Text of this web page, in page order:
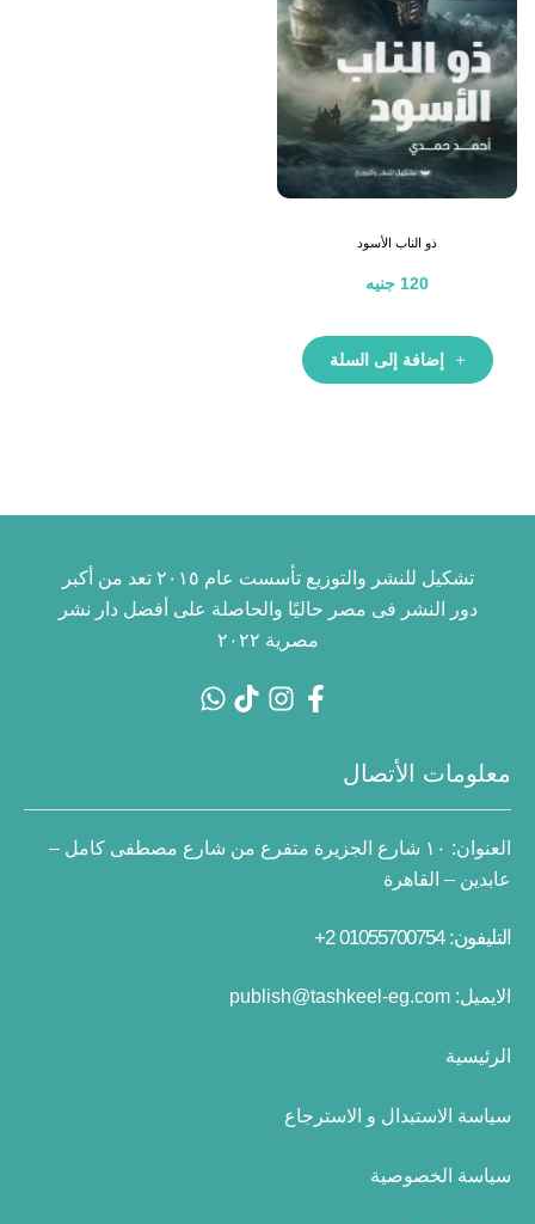
ذو الناب الأسود
120 جنيه
إضافة إلى السلة
تشكيل للنشر والتوزيع تأسست عام ٢٠١٥ تعد من أكبر
دور النشر فى مصر حاليًا والحاصلة على أفضل دار نشر
مصرية ٢٠٢٢
معلومات الأتصال
العنوان:
١٠ شارع الجزيرة متفرع من شارع مصطفى كامل –
عابدين – القاهرة
التليفون: 01055700754 2+
الايميل: publish@tashkeel-eg.com
الرئيسية
سياسة الاستبدال و الاسترجاع
سياسة الخصوصية